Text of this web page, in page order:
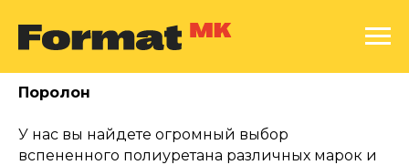
Поролон
У нас вы найдете огромный выбор
вспененного полиуретана различных марок и